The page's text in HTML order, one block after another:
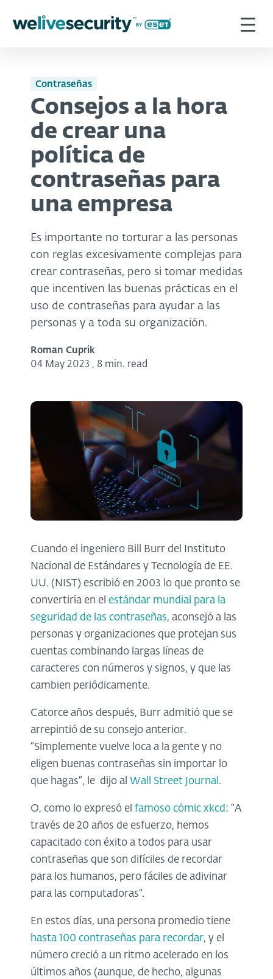
Contraseñas
Consejos a la hora
de crear una
política de
contraseñas para
una empresa
Es importante no torturar a las personas
con reglas excesivamente complejas para
crear contraseñas, pero si tomar medidas
que incentiven las buenas prácticas en el
uso de contraseñas para ayudar a las
personas y a toda su organización.
Roman Cuprik
04 May 2023 , 8 min. read
Cuando el ingeniero Bill Burr del Instituto
Nacional de Estándares y Tecnología de EE.
UU. (NIST) escribió en 2003 lo que pronto se
convertiría en el estándar mundial para la
seguridad de las contraseñas, aconsejó a las
personas y organizaciones que protejan sus
cuentas combinando largas líneas de
caracteres con números y signos, y que las
cambien periódicamente.
Catorce años después, Burr admitió que se
arrepintió de su consejo anterior.
“Simplemente vuelve loca a la gente y no
eligen buenas contraseñas sin importar lo
que hagas”, le dijo al Wall Street Journal .
O, como lo expresó el famoso cómic xkcd: "A
través de 20 años de esfuerzo, hemos
capacitado con éxito a todos para usar
contraseñas que son difíciles de recordar
para los humanos, pero fáciles de adivinar
para las computadoras".
En estos días, una persona promedio tiene
hasta 100 contraseñas para recordar, y el
número creció a un ritmo acelerado en los
últimos años (aunque, de hecho, algunas